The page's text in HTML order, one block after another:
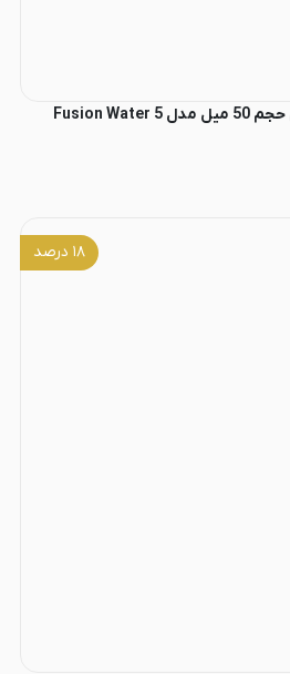
کرم ضد آفتاب بی‌رنگ ایزدین حجم 50 میل مدل Fusion Water 5
۱۸ درصد